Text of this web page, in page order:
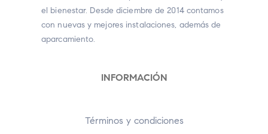
el bienestar. Desde diciembre de 2014 contamos
con nuevas y mejores instalaciones, además de
aparcamiento.
INFORMACIÓN
Términos y condiciones